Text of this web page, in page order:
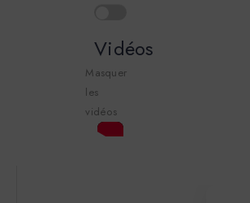
Vidéos
Masquer
les
vidéos